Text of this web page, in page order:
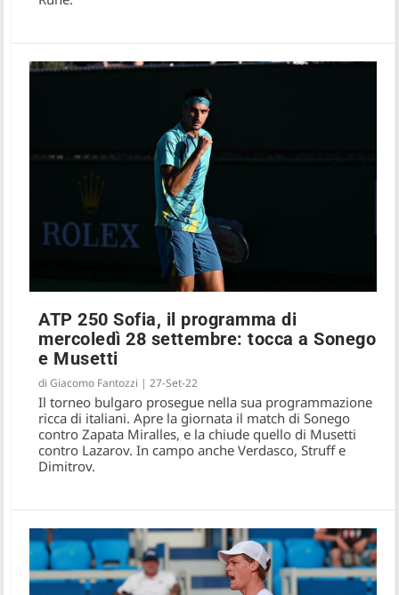
ATP 250 Sofia, il programma di
mercoledì 28 settembre: tocca a Sonego
e Musetti
diGiacomo Fantozzi |27-Set-22
Il torneo bulgaro prosegue nella sua programmazione
ricca di italiani. Apre la giornata il match di Sonego
contro Zapata Miralles, e la chiude quello di Musetti
contro Lazarov. In campo anche Verdasco, Struff e
Dimitrov.